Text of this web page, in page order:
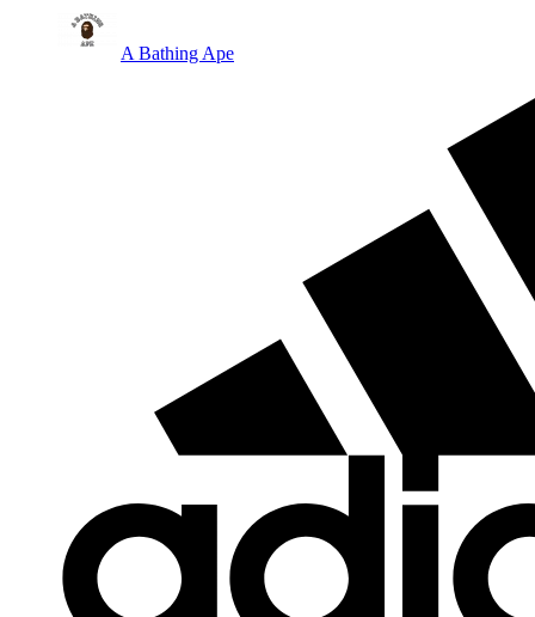
A Bathing Ape